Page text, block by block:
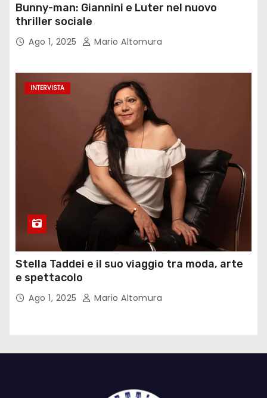
Bunny-man: Giannini e Luter nel nuovo
thriller sociale
Ago 1, 2025 Mario Altomura
INTERVISTA
Stella Taddei e il suo viaggio tra moda, arte
e spettacolo
Ago 1, 2025 Mario Altomura